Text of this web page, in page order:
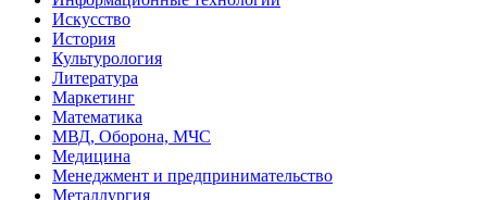
Искусство
История
Культурология
Литература
Маркетинг
Математика
МВД, Оборона, МЧС
Медицина
Менеджмент и предпринимательство
Металлургия